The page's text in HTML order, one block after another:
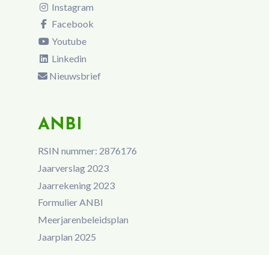
Instagram
Facebook
Youtube
Linkedin
Nieuwsbrief
ANBI
RSIN nummer: 2876176
Jaarverslag 2023
Jaarrekening 2023
Formulier ANBI
Meerjarenbeleidsplan
Jaarplan 2025